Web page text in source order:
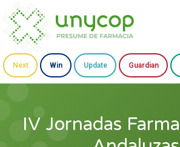
Next Win Update Guardian
IV Jornadas